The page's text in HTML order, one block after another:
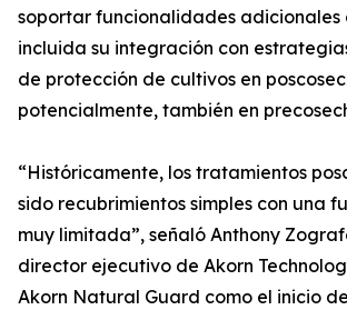
soportar funcionalidades adicionales
incluida su integración con
de protección de cultivos en
potencialmente, también en
“Históricamente, los tratamientos
sido recubrimientos simples con una
muy limitada”, señaló Anthony
director ejecutivo de Akorn
Akorn Natural Guard como el inicio